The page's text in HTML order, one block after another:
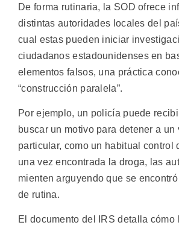
De forma rutinaria, la SOD ofrece
distintas autoridades locales del
cual estas pueden iniciar
ciudadanos estadounidenses en
elementos falsos, una práctica
“construcción paralela”.
Por ejemplo, un policía puede
buscar un motivo para detener a un
particular, como un habitual control
una vez encontrada la droga, las
mienten arguyendo que se
de rutina.
El documento del IRS detalla cómo